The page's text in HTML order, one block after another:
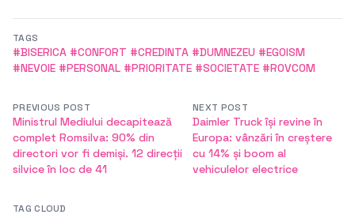
TAGS
#BISERICA #CONFORT #CREDINTA #DUMNEZEU #EGOISM
#NEVOIE #PERSONAL #PRIORITATE #SOCIETATE #ROVCOM
PREVIOUS POST
Ministrul Mediului decapitează
complet Romsilva: 90% din
directori vor fi demiși. 12 direcții
silvice în loc de 41
NEXT POST
Daimler Truck își revine în
Europa: vânzări în creștere
cu 14% și boom al
vehiculelor electrice
TAG CLOUD